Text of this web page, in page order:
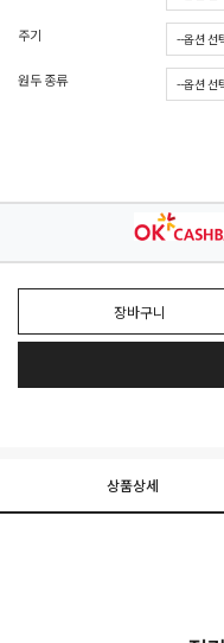
주기
원두 종류
장바구니
상품상세